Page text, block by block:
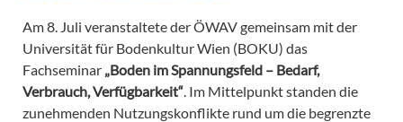
Am 8. Juli veranstaltete der ÖWAV gemeinsam mit der
Universität für Bodenkultur Wien (BOKU) das
Fachseminar „Boden im Spannungsfeld – Bedarf,
Verbrauch, Verfügbarkeit“ . Im Mittelpunkt standen die
zunehmenden Nutzungskonflikte rund um die begrenzte